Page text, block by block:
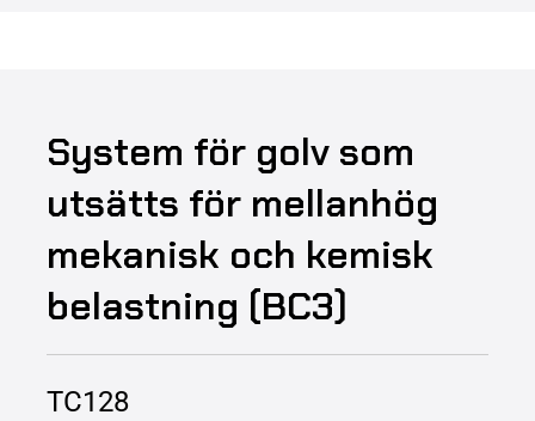
System för golv som
utsätts för mellanhög
mekanisk och kemisk
belastning (BC3)
TC128